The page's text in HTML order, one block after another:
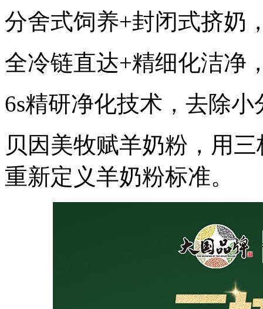
分舍式饲养+封闭式挤奶
全冷链直达+精细化洁净
6s精研净化技术，去除
贝因美牧赋羊奶粉，用
重新定义羊奶粉标准。